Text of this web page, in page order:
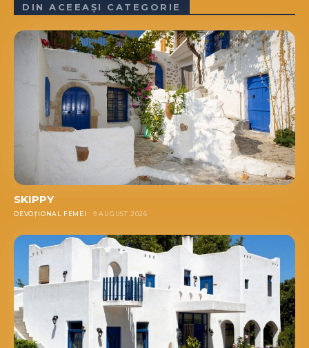
DIN ACEEAȘI CATEGORIE
SKIPPY
DEVOȚIONAL FEMEI 9 AUGUST 2026